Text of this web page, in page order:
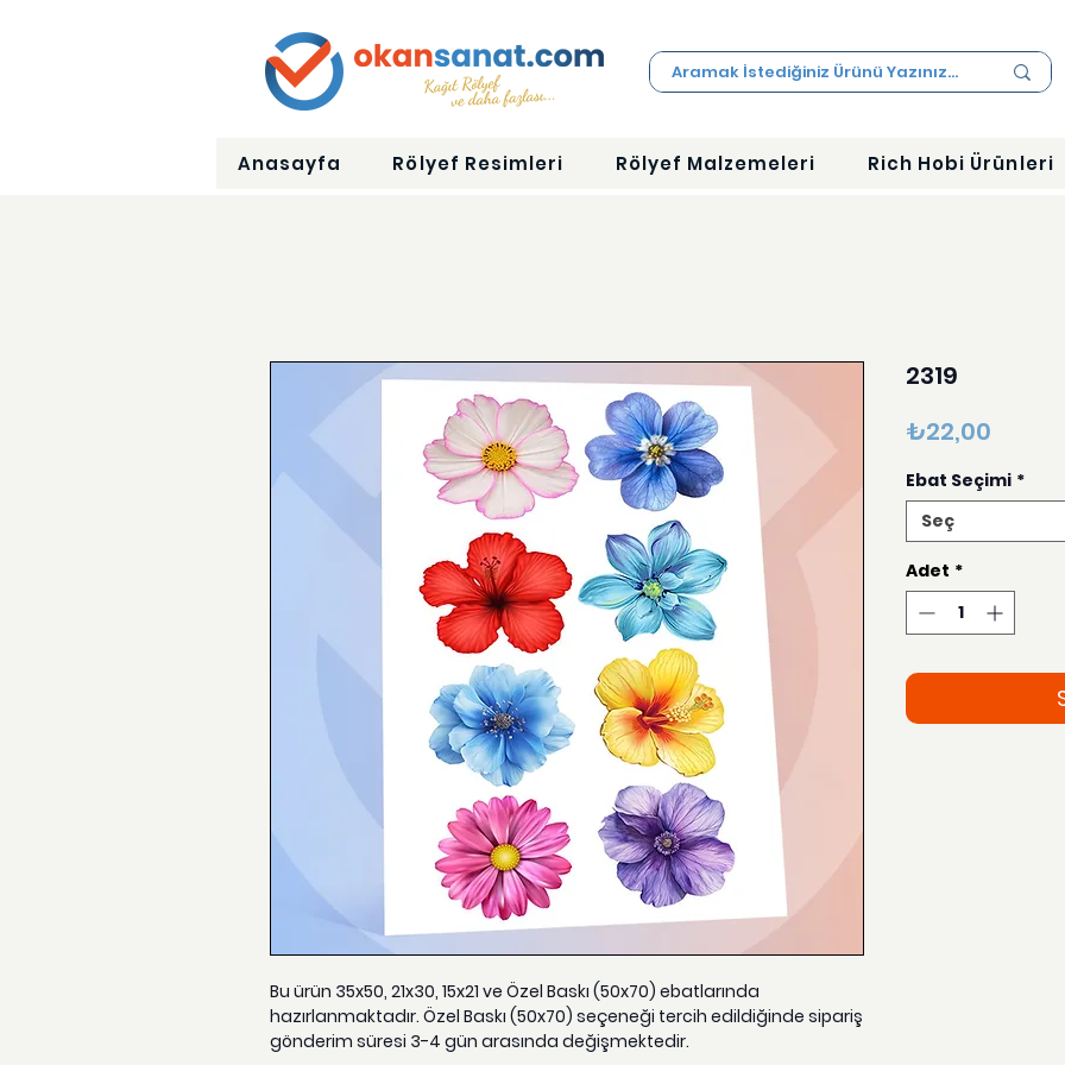
Anasayfa Rölyef Resimleri Rölyef Malzemeleri Rich Hobi Ürünleri
Bu ürün 35x50, 21x30, 15x21 ve Özel Baskı (50x70) ebatlarında
hazırlanmaktadır. Özel Baskı (50x70) seçeneği tercih edildiğinde sipariş
gönderim süresi 3-4 gün arasında değişmektedir.
2319
₺22,00
Ebat Seçimi *
Seç
Adet *